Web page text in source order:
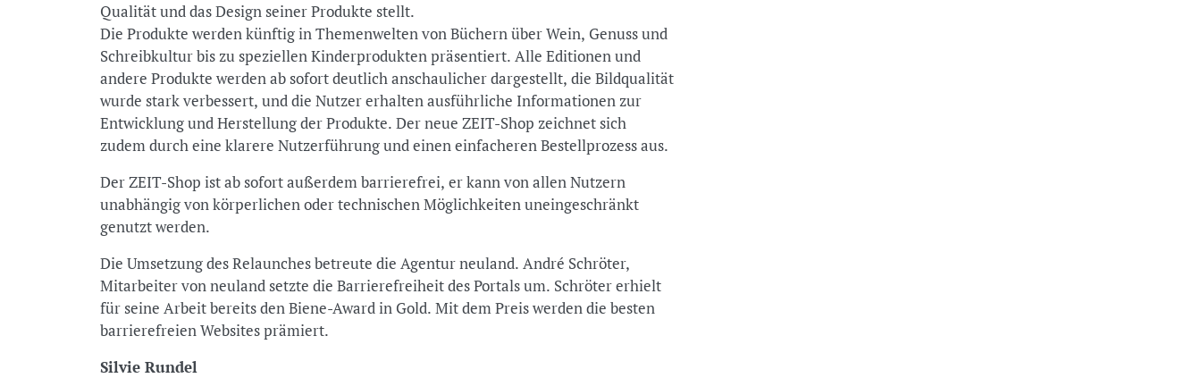
Qualität und das Design seiner Produkte stellt.
Die Produkte werden künftig in Themenwelten von Büchern über Wein, Genuss und
Schreibkultur bis zu speziellen Kinderprodukten präsentiert. Alle Editionen und
andere Produkte werden ab sofort deutlich anschaulicher dargestellt, die Bildqualität
wurde stark verbessert, und die Nutzer erhalten ausführliche Informationen zur
Entwicklung und Herstellung der Produkte. Der neue ZEIT-Shop zeichnet sich
zudem durch eine klarere Nutzerführung und einen einfacheren Bestellprozess aus.
Der ZEIT-Shop ist ab sofort außerdem barrierefrei, er kann von allen Nutzern
unabhängig von körperlichen oder technischen Möglichkeiten uneingeschränkt
genutzt werden.
Die Umsetzung des Relaunches betreute die Agentur neuland. André Schröter,
Mitarbeiter von neuland setzte die Barrierefreiheit des Portals um. Schröter erhielt
für seine Arbeit bereits den Biene-Award in Gold. Mit dem Preis werden die besten
barrierefreien Websites prämiert.
Silvie Rundel